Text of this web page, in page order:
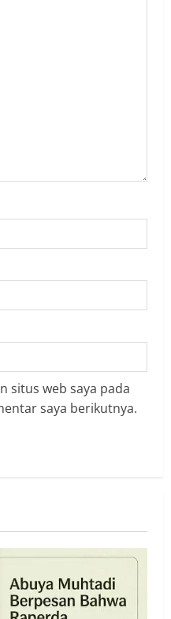
situs web saya pada
saya berikutnya.